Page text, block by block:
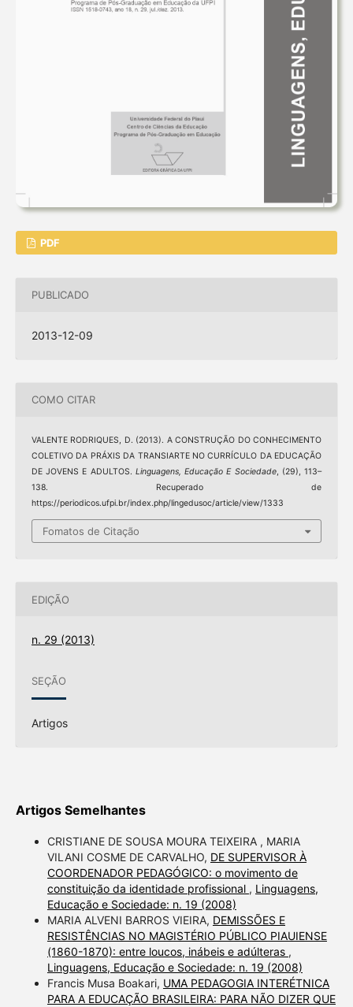
PDF
PUBLICADO
2013-12-09
COMO CITAR
VALENTE RODRIQUES, D. (2013). A CONSTRUÇÃO DO CONHECIMENTO
COLETIVO DA PRÁXIS DA TRANSIARTE NO CURRÍCULO DA EDUCAÇÃO
DE JOVENS E ADULTOS. Linguagens, Educação E Sociedade, (29), 113–
138. Recuperado de
https://periodicos.ufpi.br/index.php/lingedusoc/article/view/1333
Fomatos de Citação
EDIÇÃO
n. 29 (2013)
SEÇÃO
Artigos
Artigos Semelhantes
CRISTIANE DE SOUSA MOURA TEIXEIRA , MARIA
VILANI COSME DE CARVALHO, DE SUPERVISOR À
COORDENADOR PEDAGÓGICO: o movimento de
constituição da identidade profissional , Linguagens,
Educação e Sociedade: n. 19 (2008)
MARIA ALVENI BARROS VIEIRA, DEMISSÕES E
RESISTÊNCIAS NO MAGISTÉRIO PÚBLICO PIAUIENSE
(1860-1870): entre loucos, inábeis e adúlteras ,
Linguagens, Educação e Sociedade: n. 19 (2008)
Francis Musa Boakari, UMA PEDAGOGIA INTERÉTNICA
PARA A EDUCAÇÃO BRASILEIRA: PARA NÃO DIZER QUE